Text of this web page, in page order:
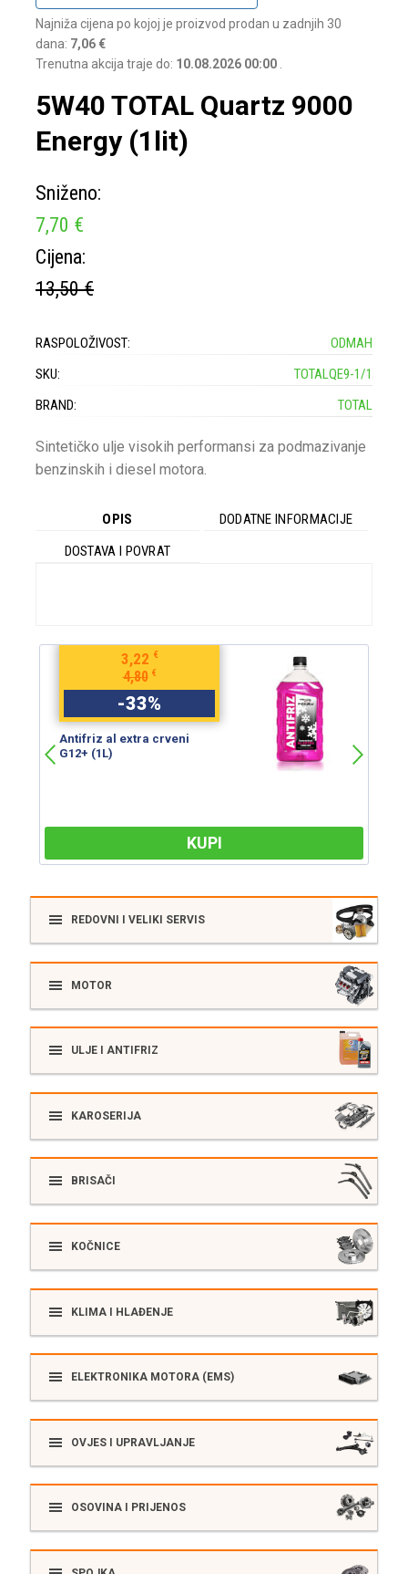
Najniža cijena po kojoj je proizvod prodan u zadnjih 30
dana: 7,06 €
Trenutna akcija traje do: 10.08.2026 00:00
5W40 TOTAL Quartz 9000
Energy (1lit)
Sniženo:
7,70 €
Cijena:
13,50 €
RASPOLOŽIVOST:
ODMAH
SKU:
TOTALQE9-1/1
BRAND:
TOTAL
Sintetičko ulje visokih performansi za podmazivanje
benzinskih i diesel motora.
OPIS
DODATNE INFORMACIJE
DOSTAVA I POVRAT
4,80 €
3,22 €
-33%
Antifriz al extra crveni
G12+ (1L)
KUPI
REDOVNI I VELIKI SERVIS
MOTOR
ULJE I ANTIFRIZ
KAROSERIJA
BRISAČI
KOČNICE
KLIMA I HLAĐENJE
ELEKTRONIKA MOTORA (EMS)
OVJES I UPRAVLJANJE
OSOVINA I PRIJENOS